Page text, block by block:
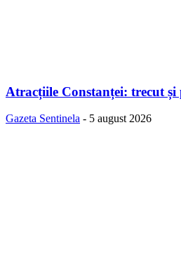
Atracțiile Constanței: trecut și
Gazeta Sentinela - 5 august 2026